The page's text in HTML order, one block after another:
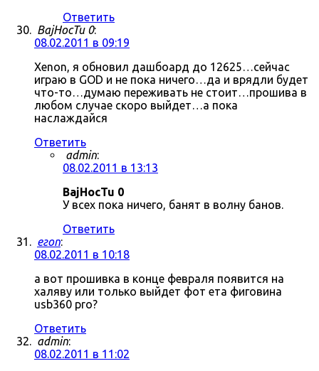
Ответить
BajHocTu 0:
08.02.2011 в 09:19
Xenon, я обновил дашбоард до 12625…сейчас
играю в GOD и не пока ничего…да и врядли будет
что-то…думаю переживать не стоит…прошива в
любом случае скоро выйдет…а пока
наслаждайся
Ответить
admin:
08.02.2011 в 13:13
BajHocTu 0
У всех пока ничего, банят в волну банов.
Ответить
егоп:
08.02.2011 в 10:18
а вот прошивка в конце февраля появится на
халяву или только выйдет фот ета фиговина
usb360 pro?
Ответить
admin:
08.02.2011 в 11:02